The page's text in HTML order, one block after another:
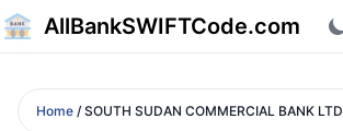
AllBankSWIFTCode.com
Home / SOUTH SUDAN COMMERCIAL BANK LTD